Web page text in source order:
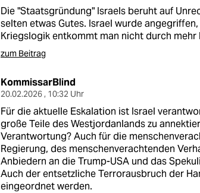
shop
fragen & hilfe
unterstützen
abo
genossenschaft
epaper login
Die "Staatsgründung" Israels beruht auf
selten etwas Gutes. Israel wurde
Kriegslogik entkommt man nicht durch mehr
zum Beitrag
KommissarBlind
20.02.2026 , 10:32 Uhr
Für die aktuelle Eskalation ist Israel
große Teile des Westjordanlands zu
Verantwortung? Auch für die
Regierung, des menschenverachtenden
Anbiedern an die Trump-USA und das
Auch der entsetzliche Terrorausbruch der
eingeordnet werden.